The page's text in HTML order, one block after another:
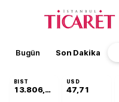
Bugün Son Dakika
BIST
13.806,14
USD
47,71